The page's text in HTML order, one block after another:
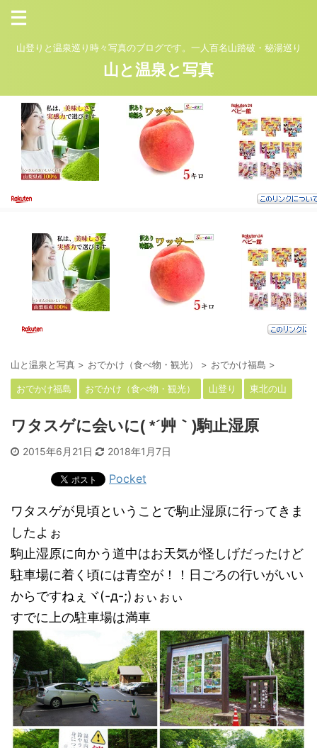
山登りと温泉巡り時々写真のブログです。一人百名山踏破・秘湯巡り
山と温泉と写真
山と温泉と写真 > おでかけ（食べ物・観光） > おでかけ福島 >
おでかけ福島 おでかけ（食べ物・観光） 山登り 東北の山
ワタスゲに会いに( *´艸｀)駒止湿原
2015年6月21日 2018年1月7日
Pocket
ワタスゲが見頃ということで駒止湿原に行ってきま
したよぉ
駒止湿原に向かう道中はお天気が怪しげだったけど
駐車場に着く頃には青空が！！日ごろの行いがいい
からですねぇヾ(-д-;)ぉぃぉぃ
すでに上の駐車場は満車